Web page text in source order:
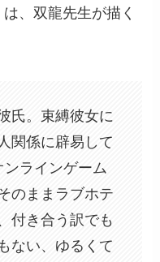
、双龍先生が描く
氏。束縛彼女に
関係に辟易して
ラインゲーム
のままラブホテ
付き合う訳でも
ない、ゆるくて